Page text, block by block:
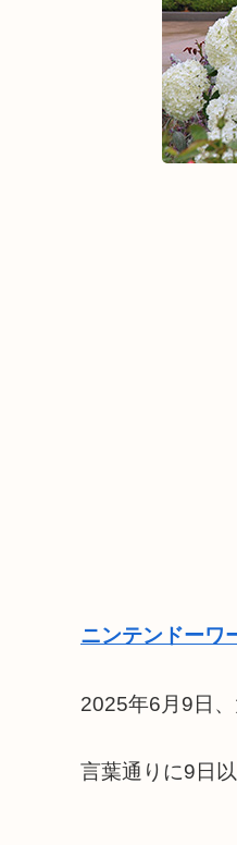
ニンテンドーワ
2025年6月9日
言葉通りに9日